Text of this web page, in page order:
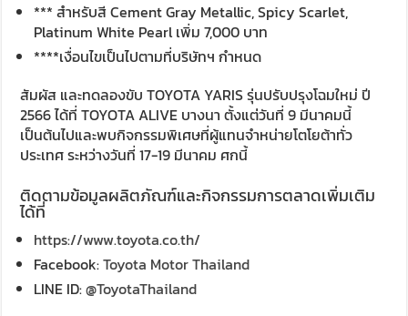
*** สำหรับสี Cement Gray Metallic, Spicy Scarlet,
Platinum White Pearl เพิ่ม 7,000 บาท
****เงื่อนไขเป็นไปตามที่บริษัทฯ กำหนด
สัมผัส และทดลองขับ TOYOTA YARIS รุ่นปรับปรุงโฉมใหม่ ปี
2566 ได้ที่ TOYOTA ALIVE บางนา ตั้งแต่วันที่ 9 มีนาคมนี้
เป็นต้นไปและพบกิจกรรมพิเศษที่ผู้แทนจำหน่ายโตโยต้าทั่ว
ประเทศ ระหว่างวันที่ 17-19 มีนาคม ศกนี้
ติดตามข้อมูลผลิตภัณฑ์และกิจกรรมการตลาดเพิ่มเติม
ได้ที่
https://www.toyota.co.th/
Facebook:Toyota Motor Thailand
LINE ID:@ToyotaThailand